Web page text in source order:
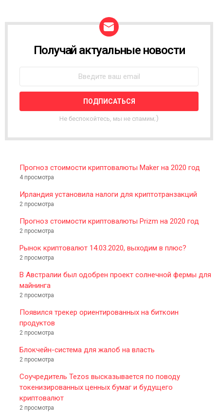
W
L
T
R
Получай актуальные новости
Не беспокойтесь, мы не спамим;)
Прогноз стоимости криптовалюты Maker на 2020 год
4 просмотра
Ирландия установила налоги для криптотранзакций
2 просмотра
Прогноз стоимости криптовалюты Prizm на 2020 год
2 просмотра
Рынок криптовалют 14.03.2020, выходим в плюс?
2 просмотра
В Австралии был одобрен проект солнечной фермы для
майнинга
2 просмотра
Появился трекер ориентированных на биткоин
продуктов
2 просмотра
Блокчейн-система для жалоб на власть
2 просмотра
Соучредитель Tezos высказывается по поводу
токенизированных ценных бумаг и будущего
криптовалют
2 просмотра